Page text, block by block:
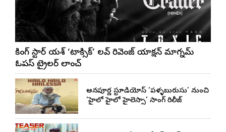
రాకింగ్ స్టార్ యశ్ ‘టాక్సిక్’ లవ్ రివెంజ్ యాక్షన్ మాగ్నమ్
ఓపస్‌ ట్రైలర్ లాంచ్
అన్నపూర్ణ స్టూడియోస్ ‘పళ్ళబురుసు’ నుంచి
‘హైలో హైలో హైలెస్సా’ సాంగ్ రిలీజ్